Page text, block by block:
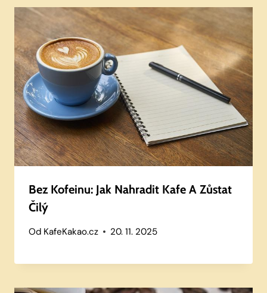
Bez Kofeinu: Jak Nahradit Kafe A Zůstat
Čilý
Od KafeKakao.cz 20. 11. 2025